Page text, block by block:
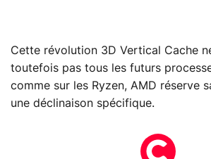
Cette révolution 3D Vertical Cache
toutefois pas tous les futurs
comme sur les Ryzen, AMD réserve
une déclinaison spécifique.